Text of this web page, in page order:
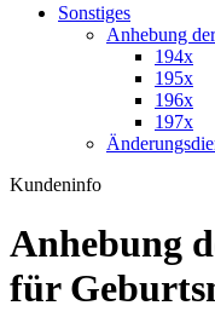
Sonstiges
Anhebung
194x
195x
196x
197x
Kundeninfo
Anhebung
für